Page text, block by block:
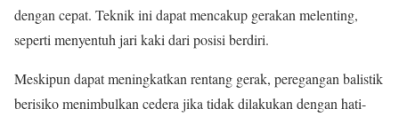
dengan cepat. Teknik ini dapat mencakup gerakan melenting,
seperti menyentuh jari kaki dari posisi berdiri.
Meskipun dapat meningkatkan rentang gerak, peregangan balistik
berisiko menimbulkan cedera jika tidak dilakukan dengan hati-